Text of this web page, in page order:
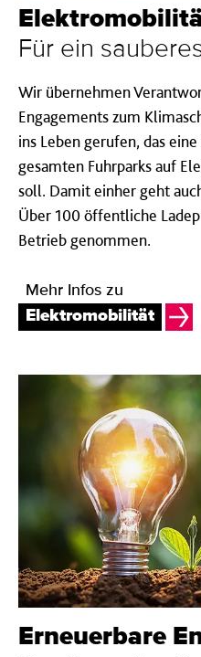
Für ein
Wir übernehmen
Engagements zum
ins Leben gerufen, das
gesamten Fuhrparks auf
soll. Damit einher geht
Über 100 öffentliche
Betrieb genommen.
Mehr Infos zu
Elektromobilität
Erneuerbare